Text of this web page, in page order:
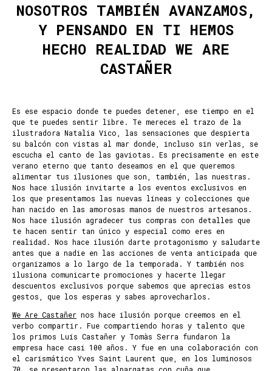
NOSOTROS TAMBIÉN AVANZAMOS,
Y PENSANDO EN TI HEMOS
HECHO REALIDAD WE ARE
CASTAÑER
Es ese espacio donde te puedes detener, ese tiempo en el
que te puedes sentir libre. Te mereces el trazo de la
ilustradora Natalia Vico, las sensaciones que despierta
su balcón con vistas al mar donde, incluso sin verlas, se
escucha el canto de las gaviotas. Es precisamente en este
verano eterno que tanto deseamos en el que queremos
alimentar tus ilusiones que son, también, las nuestras.
Nos hace ilusión invitarte a los eventos exclusivos en
los que presentamos las nuevas líneas y colecciones que
han nacido en las amorosas manos de nuestros artesanos.
Nos hace ilusión agradecer tus compras con detalles que
te hacen sentir tan único y especial como eres en
realidad. Nos hace ilusión darte protagonismo y saludarte
antes que a nadie en las acciones de venta anticipada que
organizamos a lo largo de la temporada. Y también nos
ilusiona comunicarte promociones y hacerte llegar
descuentos exclusivos porque sabemos que aprecias estos
gestos, que los esperas y sabes aprovecharlos.
We Are Castañer nos hace ilusión porque creemos en el
verbo compartir. Fue compartiendo horas y talento que
los primos Luís Castañer y Tomàs Serra fundaron la
empresa hace casi 100 años. Y fue en una colaboración con
el carismático Yves Saint Laurent que, en los luminosos